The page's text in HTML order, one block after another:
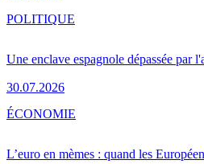
Une enclave espagnole dépassée par
30.07.2026
POLITIQUE
L’euro en mèmes : quand les
ÉCONOMIE